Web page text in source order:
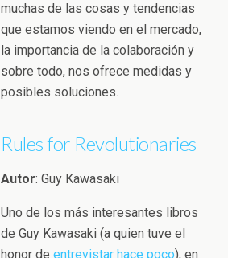
muchas de las cosas y tendencias
que estamos viendo en el mercado,
la importancia de la colaboración y
sobre todo, nos ofrece medidas y
posibles soluciones.
Rules for Revolutionaries
Autor: Guy Kawasaki
Uno de los más interesantes libros
de Guy Kawasaki (a quien tuve el
honor de entrevistar hace poco), en